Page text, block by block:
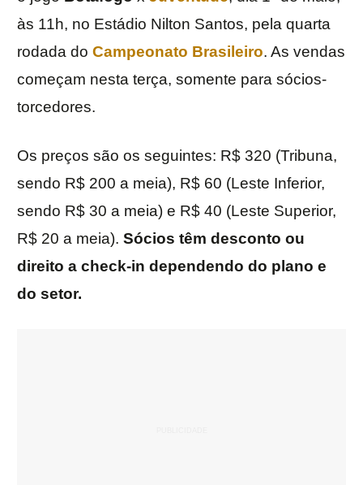
às 11h, no Estádio Nilton Santos, pela quarta
rodada do Campeonato Brasileiro. As vendas
começam nesta terça, somente para sócios-
torcedores.
Os preços são os seguintes: R$ 320 (Tribuna,
sendo R$ 200 a meia), R$ 60 (Leste Inferior,
sendo R$ 30 a meia) e R$ 40 (Leste Superior,
R$ 20 a meia). Sócios têm desconto ou
direito a check-in dependendo do plano e
do setor.